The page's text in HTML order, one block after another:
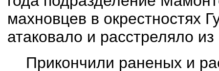
махновцев в окрест­ностях
атаковало и расстреляло
Прикончили раненых и